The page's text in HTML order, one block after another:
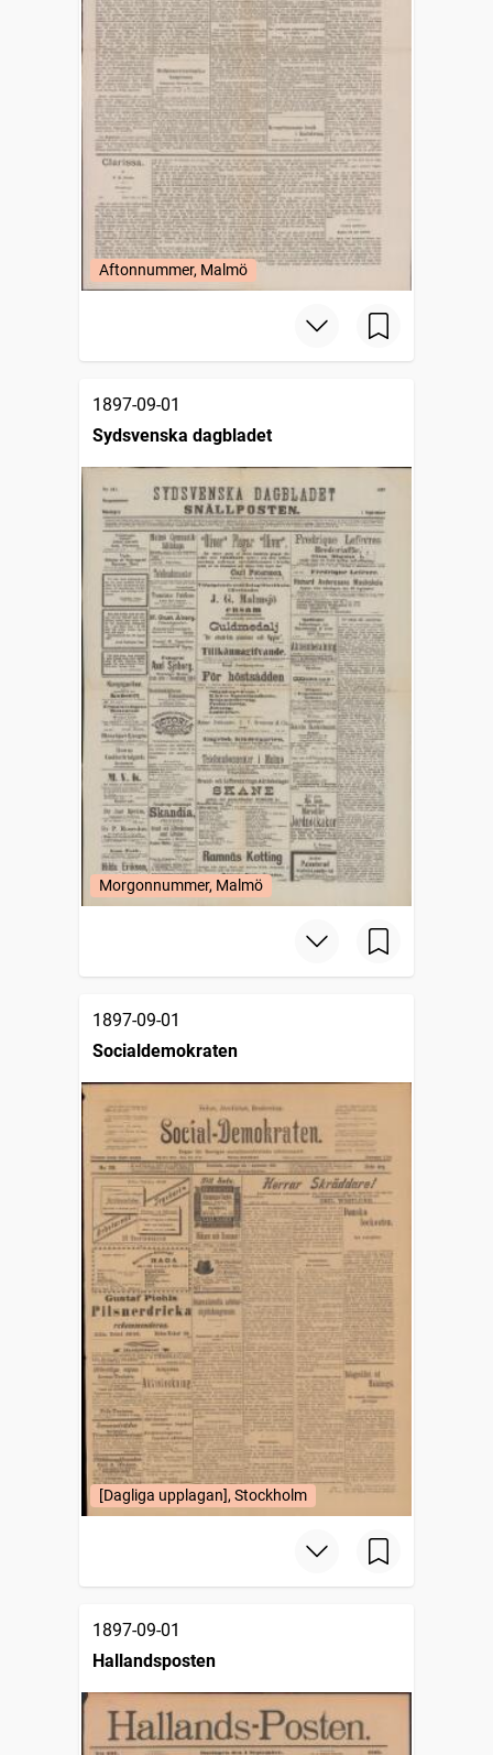
Aftonnummer, Malmö
1897-09-01
Sydsvenska dagbladet
Morgonnummer, Malmö
1897-09-01
Socialdemokraten
[Dagliga upplagan], Stockholm
1897-09-01
Hallandsposten